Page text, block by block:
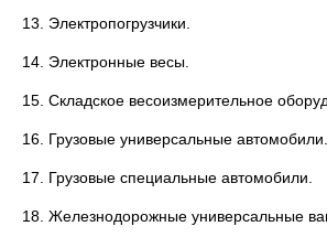
13. Электропогрузчики.
14. Электронные весы.
15. Складское весоизмерительное
16. Грузовые универсальные автомобили.
17. Грузовые специальные автомобили.
18. Железнодорожные универсальные